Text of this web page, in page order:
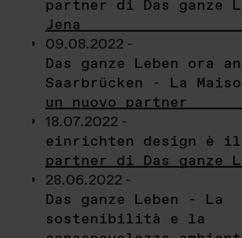
partner di Das ganze
Jena
09.08.2022 -
Das ganze Leben ora
Saarbrücken - La
un nuovo partner
18.07.2022 -
einrichten design è il
partner di Das ganze
28.06.2022 -
Das ganze Leben - La
sostenibilità e la